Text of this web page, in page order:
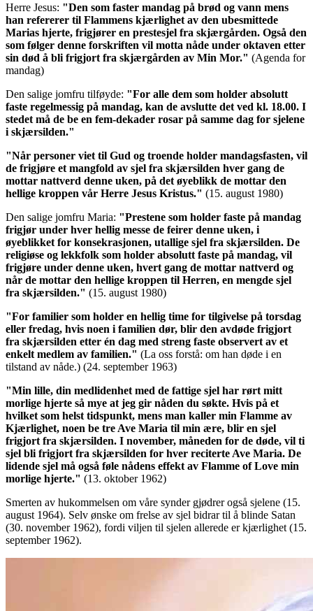
Herre Jesus: "Den som faster mandag på brød og vann mens
han refererer til Flammens kjærlighet av den ubesmittede
Marias hjerte, frigjører en prestesjel fra skjærgården. Også den
som følger denne forskriften vil motta nåde under oktaven etter
sin død å bli frigjort fra skjærgården av Min Mor." (Agenda for
mandag)
Den salige jomfru tilføyde: "For alle dem som holder absolutt
faste regelmessig på mandag, kan de avslutte det ved kl. 18.00. I
stedet må de be en fem-dekader rosar på samme dag for sjelene
i skjærsilden."
"Når personer viet til Gud og troende holder mandagsfasten, vil
de frigjøre et mangfold av sjel fra skjærsilden hver gang de
mottar nattverd denne uken, på det øyeblikk de mottar den
hellige kroppen vår Herre Jesus Kristus." (15. august 1980)
Den salige jomfru Maria: "Prestene som holder faste på mandag
frigjør under hver hellig messe de feirer denne uken, i
øyeblikket for konsekrasjonen, utallige sjel fra skjærsilden. De
religiøse og lekkfolk som holder absolutt faste på mandag, vil
frigjøre under denne uken, hvert gang de mottar nattverd og
når de mottar den hellige kroppen til Herren, en mengde sjel
fra skjærsilden." (15. august 1980)
"For familier som holder en hellig time for tilgivelse på torsdag
eller fredag, hvis noen i familien dør, blir den avdøde frigjort
fra skjærsilden etter én dag med streng faste observert av et
enkelt medlem av familien." (La oss forstå: om han døde i en
tilstand av nåde.) (24. september 1963)
"Min lille, din medlidenhet med de fattige sjel har rørt mitt
morlige hjerte så mye at jeg gir nåden du søkte. Hvis på et
hvilket som helst tidspunkt, mens man kaller min Flamme av
Kjærlighet, noen be tre Ave Maria til min ære, blir en sjel
frigjort fra skjærsilden. I november, måneden for de døde, vil ti
sjel bli frigjort fra skjærsilden for hver reciterte Ave Maria. De
lidende sjel må også føle nådens effekt av Flamme of Love min
morlige hjerte." (13. oktober 1962)
Smerten av hukommelsen om våre synder gjødrer også sjelene (15.
august 1964). Selv ønske om frelse av sjel bidrar til å blinde Satan
(30. november 1962), fordi viljen til sjelen allerede er kjærlighet (15.
september 1962).